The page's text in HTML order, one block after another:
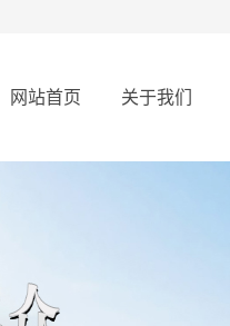
网站首页 关于我们